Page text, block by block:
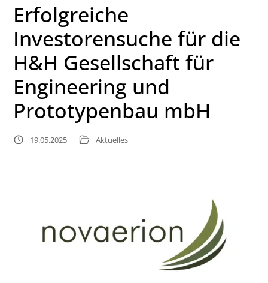
Erfolgreiche
Investorensuche für die
H&H Gesellschaft für
Engineering und
Prototypenbau mbH
19.05.2025 Aktuelles